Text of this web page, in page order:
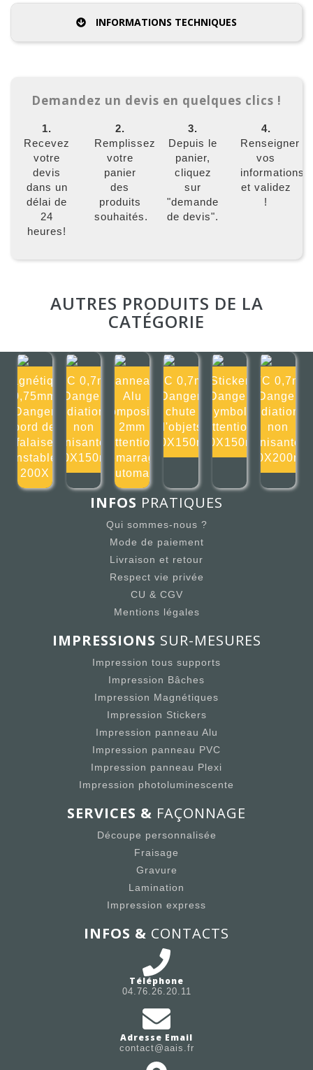
INFORMATIONS TECHNIQUES
Demandez un devis en quelques clics !
1.
Recevez
votre
devis
dans un
délai de
24
heures!
2.
Remplissez
votre
panier
des
produits
souhaités.
3.
Depuis le
panier,
cliquez
sur
"demande
de devis".
4.
Renseigner
vos
informations
et validez
!
AUTRES PRODUITS DE LA
CATÉGORIE
Magnétique
0,75mm
Danger
bord de
falaise
instable
200X
PVC 0,7mm
Danger
radiations
non
ionisantes
150X150mm
Panneau
Alu
composite
2mm
Attention
démarrage
automati
PVC 0,7mm
Danger
chute
d'objets
150X150mm
Sticker
Danger
Symbole
attention
150X150mm
PVC 0,7mm
Danger
radiations
non
ionisantes
200X200mm
INFOS PRATIQUES
Qui sommes-nous ?
Mode de paiement
Livraison et retour
Respect vie privée
CU & CGV
Mentions légales
IMPRESSIONS SUR-MESURES
Impression tous supports
Impression Bâches
Impression Magnétiques
Impression Stickers
Impression panneau Alu
Impression panneau PVC
Impression panneau Plexi
Impression photoluminescente
SERVICES & FAÇONNAGE
Découpe personnalisée
Fraisage
Gravure
Lamination
Impression express
INFOS & CONTACTS
Téléphone
04.76.26.20.11
Adresse Email
contact@aais.fr